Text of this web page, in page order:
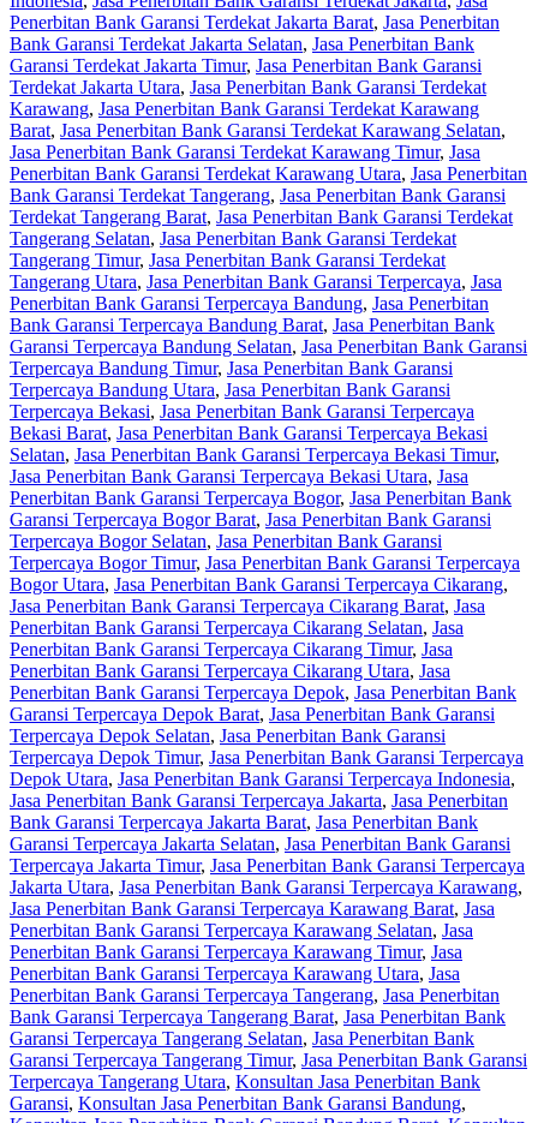
Penerbitan Bank Garansi Terdekat Jakarta Barat, Jasa Penerbitan
Bank Garansi Terdekat Jakarta Selatan, Jasa Penerbitan Bank
Garansi Terdekat Jakarta Timur, Jasa Penerbitan Bank Garansi
Terdekat Jakarta Utara, Jasa Penerbitan Bank Garansi Terdekat
Karawang, Jasa Penerbitan Bank Garansi Terdekat Karawang
Barat, Jasa Penerbitan Bank Garansi Terdekat Karawang Selatan,
Jasa Penerbitan Bank Garansi Terdekat Karawang Timur, Jasa
Penerbitan Bank Garansi Terdekat Karawang Utara, Jasa Penerbitan
Bank Garansi Terdekat Tangerang, Jasa Penerbitan Bank Garansi
Terdekat Tangerang Barat, Jasa Penerbitan Bank Garansi Terdekat
Tangerang Selatan, Jasa Penerbitan Bank Garansi Terdekat
Tangerang Timur, Jasa Penerbitan Bank Garansi Terdekat
Tangerang Utara, Jasa Penerbitan Bank Garansi Terpercaya, Jasa
Penerbitan Bank Garansi Terpercaya Bandung, Jasa Penerbitan
Bank Garansi Terpercaya Bandung Barat, Jasa Penerbitan Bank
Garansi Terpercaya Bandung Selatan, Jasa Penerbitan Bank Garansi
Terpercaya Bandung Timur, Jasa Penerbitan Bank Garansi
Terpercaya Bandung Utara, Jasa Penerbitan Bank Garansi
Terpercaya Bekasi, Jasa Penerbitan Bank Garansi Terpercaya
Bekasi Barat, Jasa Penerbitan Bank Garansi Terpercaya Bekasi
Selatan, Jasa Penerbitan Bank Garansi Terpercaya Bekasi Timur,
Jasa Penerbitan Bank Garansi Terpercaya Bekasi Utara, Jasa
Penerbitan Bank Garansi Terpercaya Bogor, Jasa Penerbitan Bank
Garansi Terpercaya Bogor Barat, Jasa Penerbitan Bank Garansi
Terpercaya Bogor Selatan, Jasa Penerbitan Bank Garansi
Terpercaya Bogor Timur, Jasa Penerbitan Bank Garansi Terpercaya
Bogor Utara, Jasa Penerbitan Bank Garansi Terpercaya Cikarang,
Jasa Penerbitan Bank Garansi Terpercaya Cikarang Barat, Jasa
Penerbitan Bank Garansi Terpercaya Cikarang Selatan, Jasa
Penerbitan Bank Garansi Terpercaya Cikarang Timur, Jasa
Penerbitan Bank Garansi Terpercaya Cikarang Utara, Jasa
Penerbitan Bank Garansi Terpercaya Depok, Jasa Penerbitan Bank
Garansi Terpercaya Depok Barat, Jasa Penerbitan Bank Garansi
Terpercaya Depok Selatan, Jasa Penerbitan Bank Garansi
Terpercaya Depok Timur, Jasa Penerbitan Bank Garansi Terpercaya
Depok Utara, Jasa Penerbitan Bank Garansi Terpercaya Indonesia,
Jasa Penerbitan Bank Garansi Terpercaya Jakarta, Jasa Penerbitan
Bank Garansi Terpercaya Jakarta Barat, Jasa Penerbitan Bank
Garansi Terpercaya Jakarta Selatan, Jasa Penerbitan Bank Garansi
Terpercaya Jakarta Timur, Jasa Penerbitan Bank Garansi Terpercaya
Jakarta Utara, Jasa Penerbitan Bank Garansi Terpercaya Karawang,
Jasa Penerbitan Bank Garansi Terpercaya Karawang Barat, Jasa
Penerbitan Bank Garansi Terpercaya Karawang Selatan, Jasa
Penerbitan Bank Garansi Terpercaya Karawang Timur, Jasa
Penerbitan Bank Garansi Terpercaya Karawang Utara, Jasa
Penerbitan Bank Garansi Terpercaya Tangerang, Jasa Penerbitan
Bank Garansi Terpercaya Tangerang Barat, Jasa Penerbitan Bank
Garansi Terpercaya Tangerang Selatan, Jasa Penerbitan Bank
Garansi Terpercaya Tangerang Timur, Jasa Penerbitan Bank Garansi
Terpercaya Tangerang Utara, Konsultan Jasa Penerbitan Bank
Garansi, Konsultan Jasa Penerbitan Bank Garansi Bandung,